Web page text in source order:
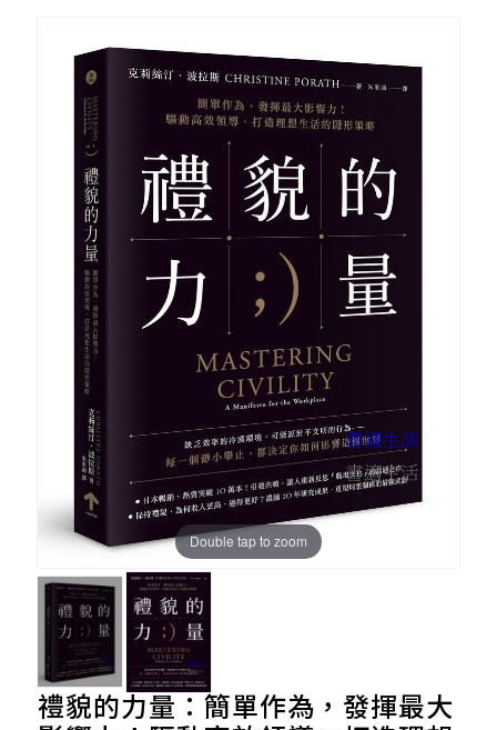
Double tap to zoom
禮貌的力量：簡單作為，發揮最大